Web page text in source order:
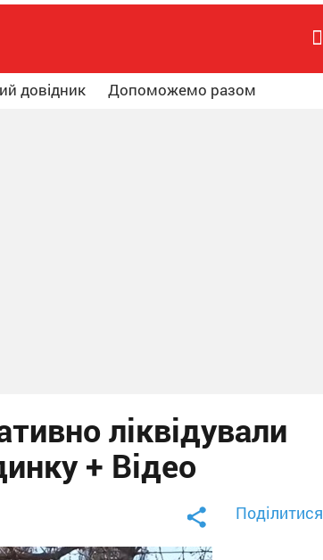
довідник Допоможемо разом
ліквідували
+ Відео
Поділитися